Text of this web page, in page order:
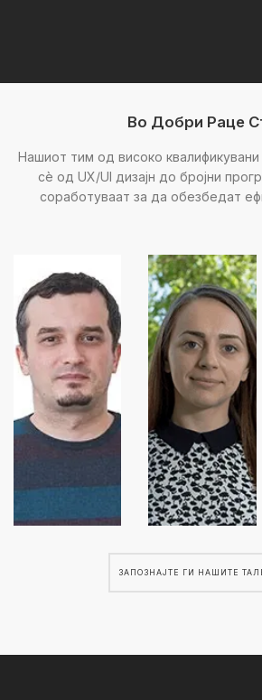
Во Добри Раце
Нашиот тим од високо
сè од UX/UI дизајн до бројни
соработуваат за да обезбедат
ЗАПОЗНАЈТЕ ГИ НАШИТЕ